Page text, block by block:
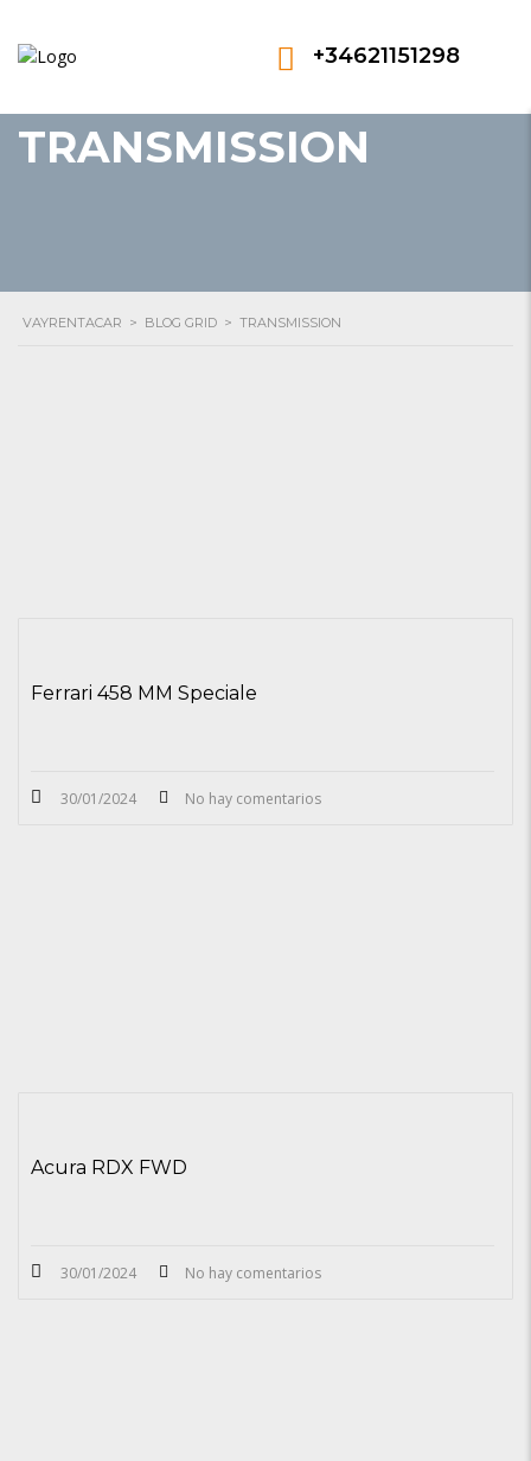
+34621151298
TRANSMISSION
VAYRENTACAR > BLOG GRID > TRANSMISSION
Ferrari 458 MM Speciale
30/01/2024 No hay comentarios
Acura RDX FWD
30/01/2024 No hay comentarios